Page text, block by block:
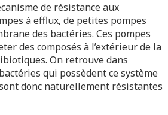
de résistance aux
à efflux, de petites pompes
des bactéries. Ces pompes
des composés à l’extérieur de la
On retrouve dans
qui possèdent ce système
donc naturellement résistantes